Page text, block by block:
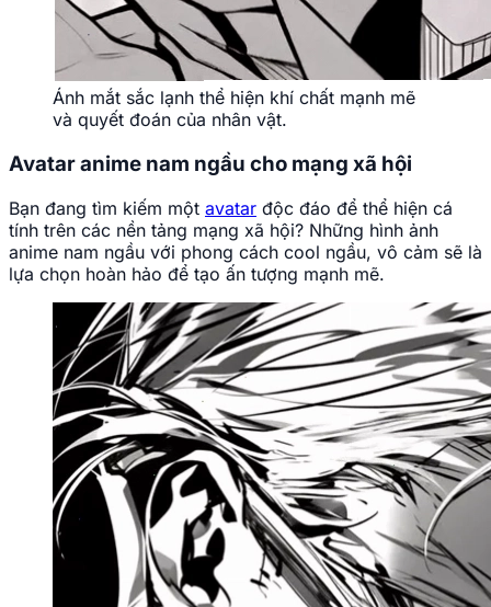
Ánh mắt sắc lạnh thể hiện khí chất mạnh mẽ
và quyết đoán của nhân vật.
Avatar anime nam ngầu cho mạng xã hội
Bạn đang tìm kiếm một avatar độc đáo để thể hiện cá
tính trên các nền tảng mạng xã hội? Những hình ảnh
anime nam ngầu với phong cách cool ngầu, vô cảm sẽ là
lựa chọn hoàn hảo để tạo ấn tượng mạnh mẽ.